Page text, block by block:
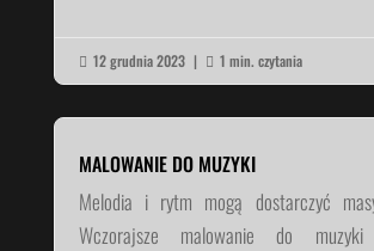
 12 grudnia 2023 |  1 min. czytania
MALOWANIE DO MUZYKI
Melodia i rytm mogą dostarczyć
Wczorajsze malowanie do muzyki